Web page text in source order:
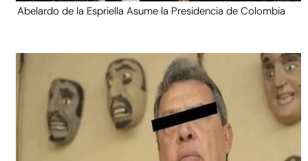
Abelardo de la Espriella Asume la Presidencia de Colombia